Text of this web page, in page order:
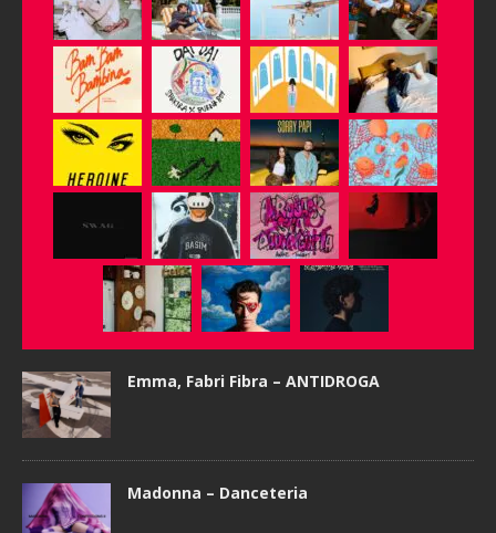
Emma, Fabri Fibra – ANTIDROGA
Madonna – Danceteria